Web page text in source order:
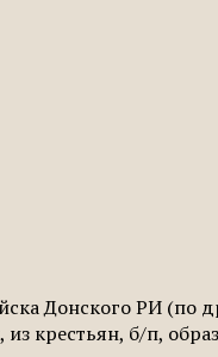
Донского РИ (по
крестьян, б/п,